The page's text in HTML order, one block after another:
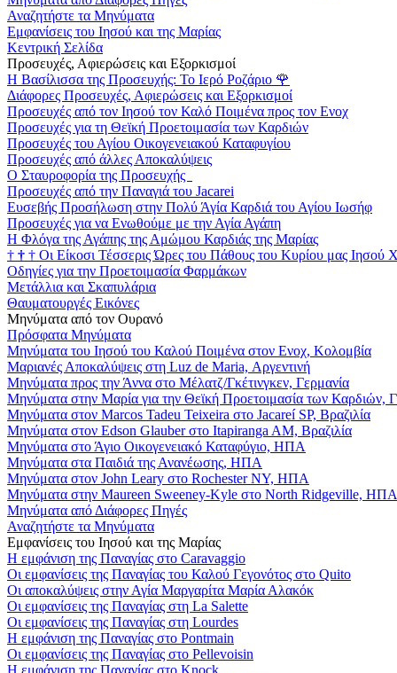
Αναζητήστε τα Μηνύματα
Εμφανίσεις του Ιησού και της Μαρίας
Κεντρική Σελίδα
Προσευχές, Αφιερώσεις και Εξορκισμοί
Η Βασίλισσα της Προσευχής: Το Ιερό Ροζάριο 🌹
Διάφορες Προσευχές, Αφιερώσεις και Εξορκισμοί
Προσευχές από τον Ιησού τον Καλό Ποιμένα προς τον Ενοχ
Προσευχές για τη Θεϊκή Προετοιμασία των Καρδιών
Προσευχές του Αγίου Οικογενειακού Καταφυγίου
Προσευχές από άλλες Αποκαλύψεις
Ο Σταυροφορία της Προσευχής
Προσευχές από την Παναγιά του Jacarei
Ευσεβής Προσήλωση στην Πολύ Άγία Καρδιά του Αγίου Ιωσήφ
Προσευχές για να Ενωθούμε με την Αγία Αγάπη
Η Φλόγα της Αγάπης της Αμώμου Καρδιάς της Μαρίας
† † † Οι Είκοσι Τέσσερις Ώρες του Πάθους του Κυρίου μας Ιησού
Οδηγίες για την Προετοιμασία Φαρμάκων
Μετάλλια και Σκαπυλάρια
Θαυματουργές Εικόνες
Μηνύματα από τον Ουρανό
Πρόσφατα Μηνύματα
Μηνύματα του Ιησού του Καλού Ποιμένα στον Ενοχ, Κολομβία
Μαριανές Αποκαλύψεις στη Luz de Maria, Αργεντινή
Μηνύματα προς την Άννα στο Μέλατζ/Γκέτινγκεν, Γερμανία
Μηνύματα στην Μαρία για την Θεϊκή Προετοιμασία των Καρδιών,
Μηνύματα στον Marcos Tadeu Teixeira στο Jacareí SP, Βραζιλία
Μηνύματα στον Edson Glauber στο Itapiranga AM, Βραζιλία
Μηνύματα στο Άγιο Οικογενειακό Καταφύγιο, ΗΠΑ
Μηνύματα στα Παιδιά της Ανανέωσης, ΗΠΑ
Μηνύματα στον John Leary στο Rochester NY, ΗΠΑ
Μηνύματα στην Maureen Sweeney-Kyle στο North Ridgeville, ΗΠΑ
Μηνύματα από Διάφορες Πηγές
Αναζητήστε τα Μηνύματα
Εμφανίσεις του Ιησού και της Μαρίας
Η εμφάνιση της Παναγίας στο Caravaggio
Οι εμφανίσεις της Παναγίας του Καλού Γεγονότος στο Quito
Οι αποκαλύψεις στην Αγία Μαργαρίτα Μαρία Αλακόκ
Οι εμφανίσεις της Παναγίας στη La Salette
Οι εμφανίσεις της Παναγίας στη Lourdes
Η εμφάνιση της Παναγίας στο Pontmain
Οι εμφανίσεις της Παναγίας στο Pellevoisin
Η εμφάνιση της Παναγίας στο Knock